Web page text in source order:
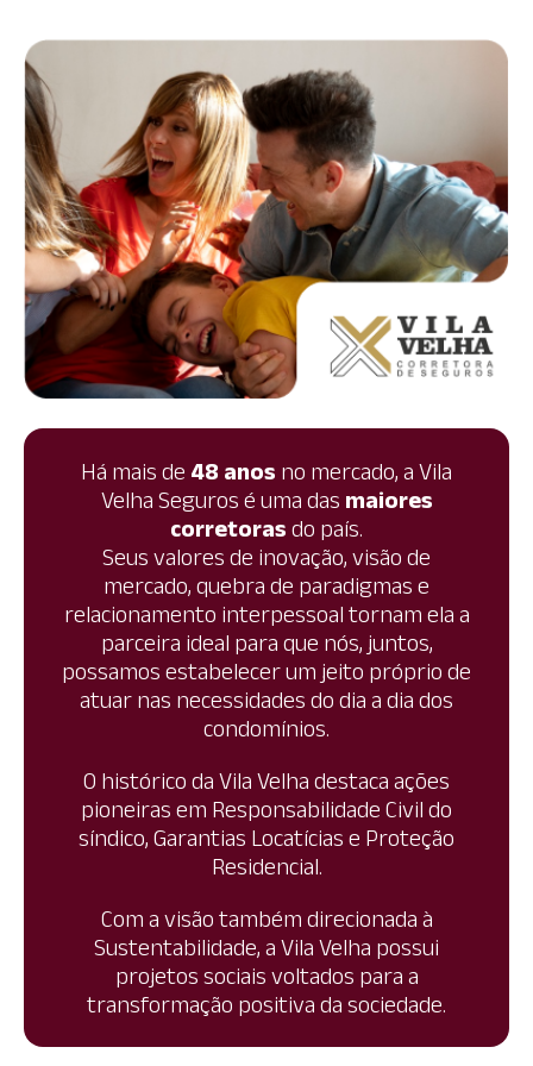
Há mais de 48 anos no mercado, a Vila
Velha Seguros é uma das maiores
corretoras do país.
Seus valores de inovação, visão de
mercado, quebra de paradigmas e
relacionamento interpessoal tornam ela a
parceira ideal para que nós, juntos,
possamos estabelecer um jeito próprio de
atuar nas necessidades do dia a dia dos
condomínios.
O histórico da Vila Velha destaca ações
pioneiras em Responsabilidade Civil do
síndico, Garantias Locatícias e Proteção
Residencial.
Com a visão também direcionada à
Sustentabilidade, a Vila Velha possui
projetos sociais voltados para a
transformação positiva da sociedade.